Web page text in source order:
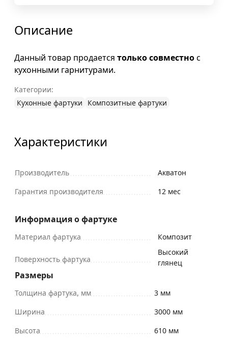
Описание
Данный товар продается только совместнос
кухонными гарнитурами.
Категории:
Кухонные фартуки
Композитные фартуки
Характеристики
Производитель
Акватон
Гарантия производителя
12 мес
Информация о фартуке
Материал фартука Композит
Поверхность фартука
Высокий
глянец
Размеры
Толщина фартука, мм
3 мм
Ширина
3000 мм
Высота
610 мм